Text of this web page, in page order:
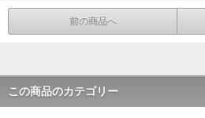
前の商品へ
この商品のカテゴリー